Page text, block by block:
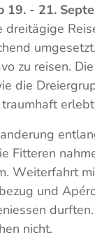
19. - 21.
zu reisen.
die
Fitteren
Weiterfahrt
und
nicht.